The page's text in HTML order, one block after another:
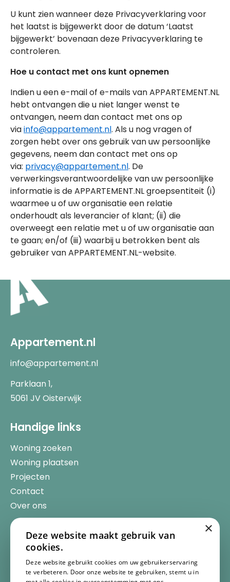
U kunt zien wanneer deze Privacyverklaring voor
het laatst is bijgewerkt door de datum ‘Laatst
bijgewerkt’ bovenaan deze Privacyverklaring te
controleren.
Hoe u contact met ons kunt opnemen
Indien u een e-mail of e-mails van APPARTEMENT.NL
hebt ontvangen die u niet langer wenst te
ontvangen, neem dan contact met ons op
viainfo@appartement.nl. Als u nog vragen of
zorgen hebt over ons gebruik van uw persoonlijke
gegevens, neem dan contact met ons op
via: privacy@appartement.nl. De
verwerkingsverantwoordelijke van uw persoonlijke
informatie is de APPARTEMENT.NL groepsentiteit (i)
waarmee u of uw organisatie een relatie
onderhoudt als leverancier of klant; (ii) die
overweegt een relatie met u of uw organisatie aan
te gaan; en/of (iii) waarbij u betrokken bent als
gebruiker van APPARTEMENT.NL-website.
Appartement.nl
info@appartement.nl
Parklaan 1,
5061 JV Oisterwijk
Handige links
Woning zoeken
Woning plaatsen
Projecten
Contact
Over ons
Legal
Gebruikersvoorwaarden
×
Deze website maakt gebruik van
cookies.
Deze website gebruikt cookies om uw gebruikerservaring
te verbeteren. Door onze website te gebruiken, stemt u in